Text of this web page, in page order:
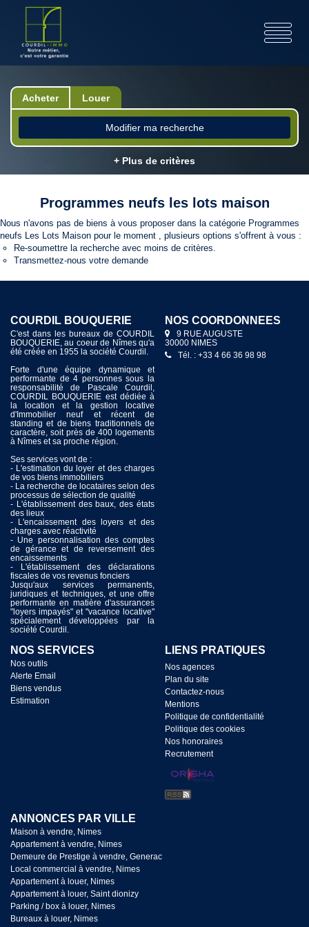
Acheter Louer
Modifier ma recherche
+ Plus de critères
Programmes neufs les lots maison
Nous n'avons pas de biens à vous proposer dans la catégorie Programmes
neufs Les Lots Maison pour le moment , plusieurs options s'offrent à vous :
Re-soumettre la recherche avec moins de critères.
Transmettez-nous votre demande
COURDIL BOUQUERIE
C'est dans les bureaux de COURDIL
BOUQUERIE, au coeur de Nîmes qu'a
été créée en 1955 la société Courdil.
Forte d'une équipe dynamique et
performante de 4 personnes sous la
responsabilité de Pascale Courdil,
COURDIL BOUQUERIE est dédiée à
la location et la gestion locative
d'Immobilier neuf et récent de
standing et de biens traditionnels de
caractère, soit près de 400 logements
à Nîmes et sa proche région.
Ses services vont de :
- L'estimation du loyer et des charges
de vos biens immobiliers
- La recherche de locataires selon des
processus de sélection de qualité
- L'établissement des baux, des états
des lieux
- L'encaissement des loyers et des
charges avec réactivité
- Une personnalisation des comptes
de gérance et de reversement des
encaissements
- L'établissement des déclarations
fiscales de vos revenus fonciers
Jusqu'aux services permanents,
juridiques et techniques, et une offre
performante en matière d'assurances
"loyers impayés" et "vacance locative"
spécialement développées par la
société Courdil.
NOS COORDONNÉES
9 RUE AUGUSTE
30000 NIMES
Tél. : +33 4 66 36 98 98
NOS SERVICES
Nos outils
Alerte Email
Biens vendus
Estimation
LIENS PRATIQUES
Nos agences
Plan du site
Contactez-nous
Mentions
Politique de confidentialité
Politique des cookies
Nos honoraires
Recrutement
ANNONCES PAR VILLE
Maison à vendre, Nimes
Appartement à vendre, Nimes
Demeure de Prestige à vendre, Generac
Local commercial à vendre, Nimes
Appartement à louer, Nimes
Appartement à louer, Saint dionizy
Parking / box à louer, Nimes
Bureaux à louer, Nimes